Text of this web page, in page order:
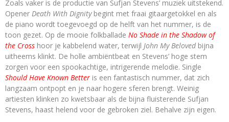
Zoals vaker is de productie van Sufjan Stevens’ muziek uitstekend.
Opener Death With Dignity begint met fraai gitaargetokkel en als
de piano wordt toegevoegd op de helft van het nummer, is de
toon gezet. Op de mooie folkballade No Shade in the Shadow of
the Cross hoor je kabbelend water, terwijl John My Belovedbijna
uitheems klinkt. De holle ambiëntbeat en Stevens’ hoge stem
zorgen voor een spookachtige, intrigerende melodie. Single
Should Have Known Better is een fantastisch nummer, dat zich
langzaam ontpopt en je naar hogere sferen brengt. Weinig
artiesten klinken zo kwetsbaar als de bijna fluisterende Sufjan
Stevens, haast helend voor de gebroken ziel. Behalve zijn eigen.